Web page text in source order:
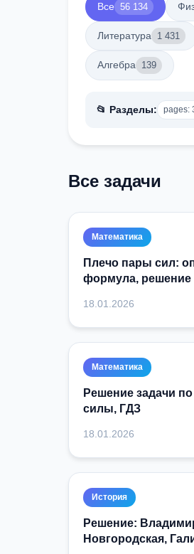
Все 56 134
Литература 1 431
Алгебра 139
📂 Разделы: pages:
Все задачи
Математика
Плечо пары сил:
формула, решение
18.01.2026
Математика
Решение задачи
силы, ГДЗ
18.01.2026
История
Решение:
Новгородская,